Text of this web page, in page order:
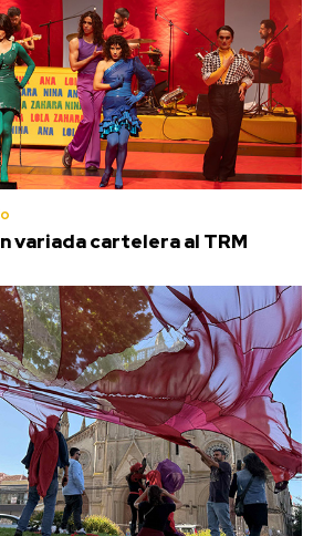
variada cartelera al TRM